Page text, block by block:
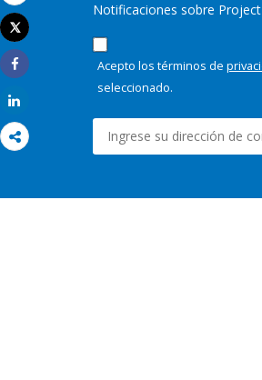
Correo electrónico
Imprimir
Tweet
Share
Notificaciones sobre
Acepto los términos de
seleccionado.